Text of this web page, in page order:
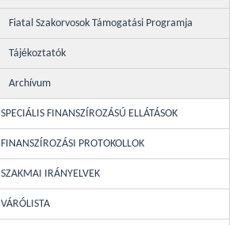
Fiatal Szakorvosok Támogatási Programja
Tájékoztatók
Archívum
SPECIÁLIS FINANSZÍROZÁSÚ ELLÁTÁSOK
FINANSZÍROZÁSI PROTOKOLLOK
SZAKMAI IRÁNYELVEK
VÁRÓLISTA